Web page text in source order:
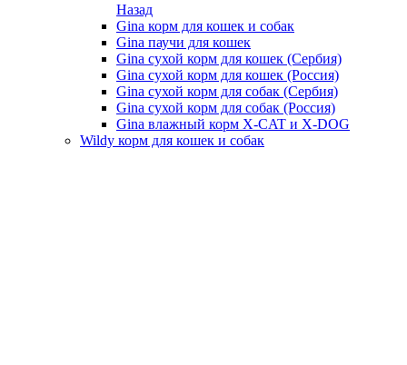
Назад
Gina корм для кошек и собак
Gina паучи для кошек
Gina сухой корм для кошек (Сербия)
Gina сухой корм для кошек (Россия)
Gina сухой корм для собак (Сербия)
Gina сухой корм для собак (Россия)
Gina влажный корм X-CAT и X-DOG
Wildy корм для кошек и собак